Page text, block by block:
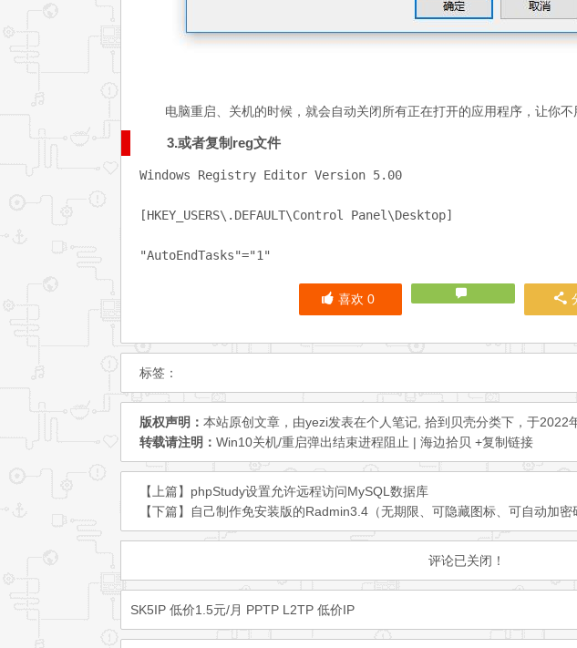
电脑重启、关机的时候，就会自动关闭所有正在打开的应用程序，让你不
3.或者复制reg文件
Windows Registry Editor Version 5.00
[HKEY_USERS\.DEFAULT\Control Panel\Desktop]
喜欢0
标签：
版权声明： 本站原创文章，由yezi发表在个人笔记 拾到贝壳分类下，于2022
转载请注明： Win10关机/重启弹出结束进程阻止 | 海边拾贝 +复制链接
【上篇】 phpStudy设置允许远程访问MySQL数据库
【下篇】
自己制作免安装版的Radmin3.4（无期限、可隐藏图标、可自动加密
评论已关闭！
SK5IP 低价1.5元/月 PPTP L2TP 低价IP